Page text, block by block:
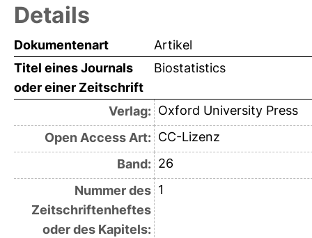
Details
Dokumentenart
Artikel
Titel eines Journals
oder einer Zeitschrift
Biostatistics
Verlag: Oxford University Press
Open Access Art: CC-Lizenz
Band: 26
Nummer des
Zeitschriftenheftes
oder des Kapitels:
1